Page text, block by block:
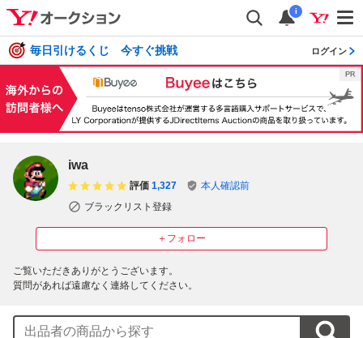
i
毎日引けるくじ 今すぐ挑戦 ログイン
iwa
＋フォロー
評価 1,327
本人確認前
ブラックリスト登録
ご覧いただきありがとうございます。
質問があれば遠慮なく連絡してください。